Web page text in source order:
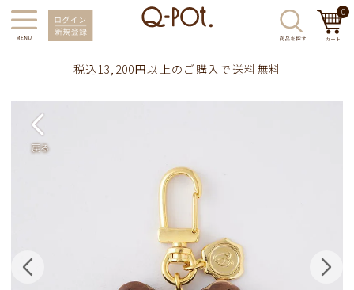
0
税込13,200円以上のご購入で送料無料